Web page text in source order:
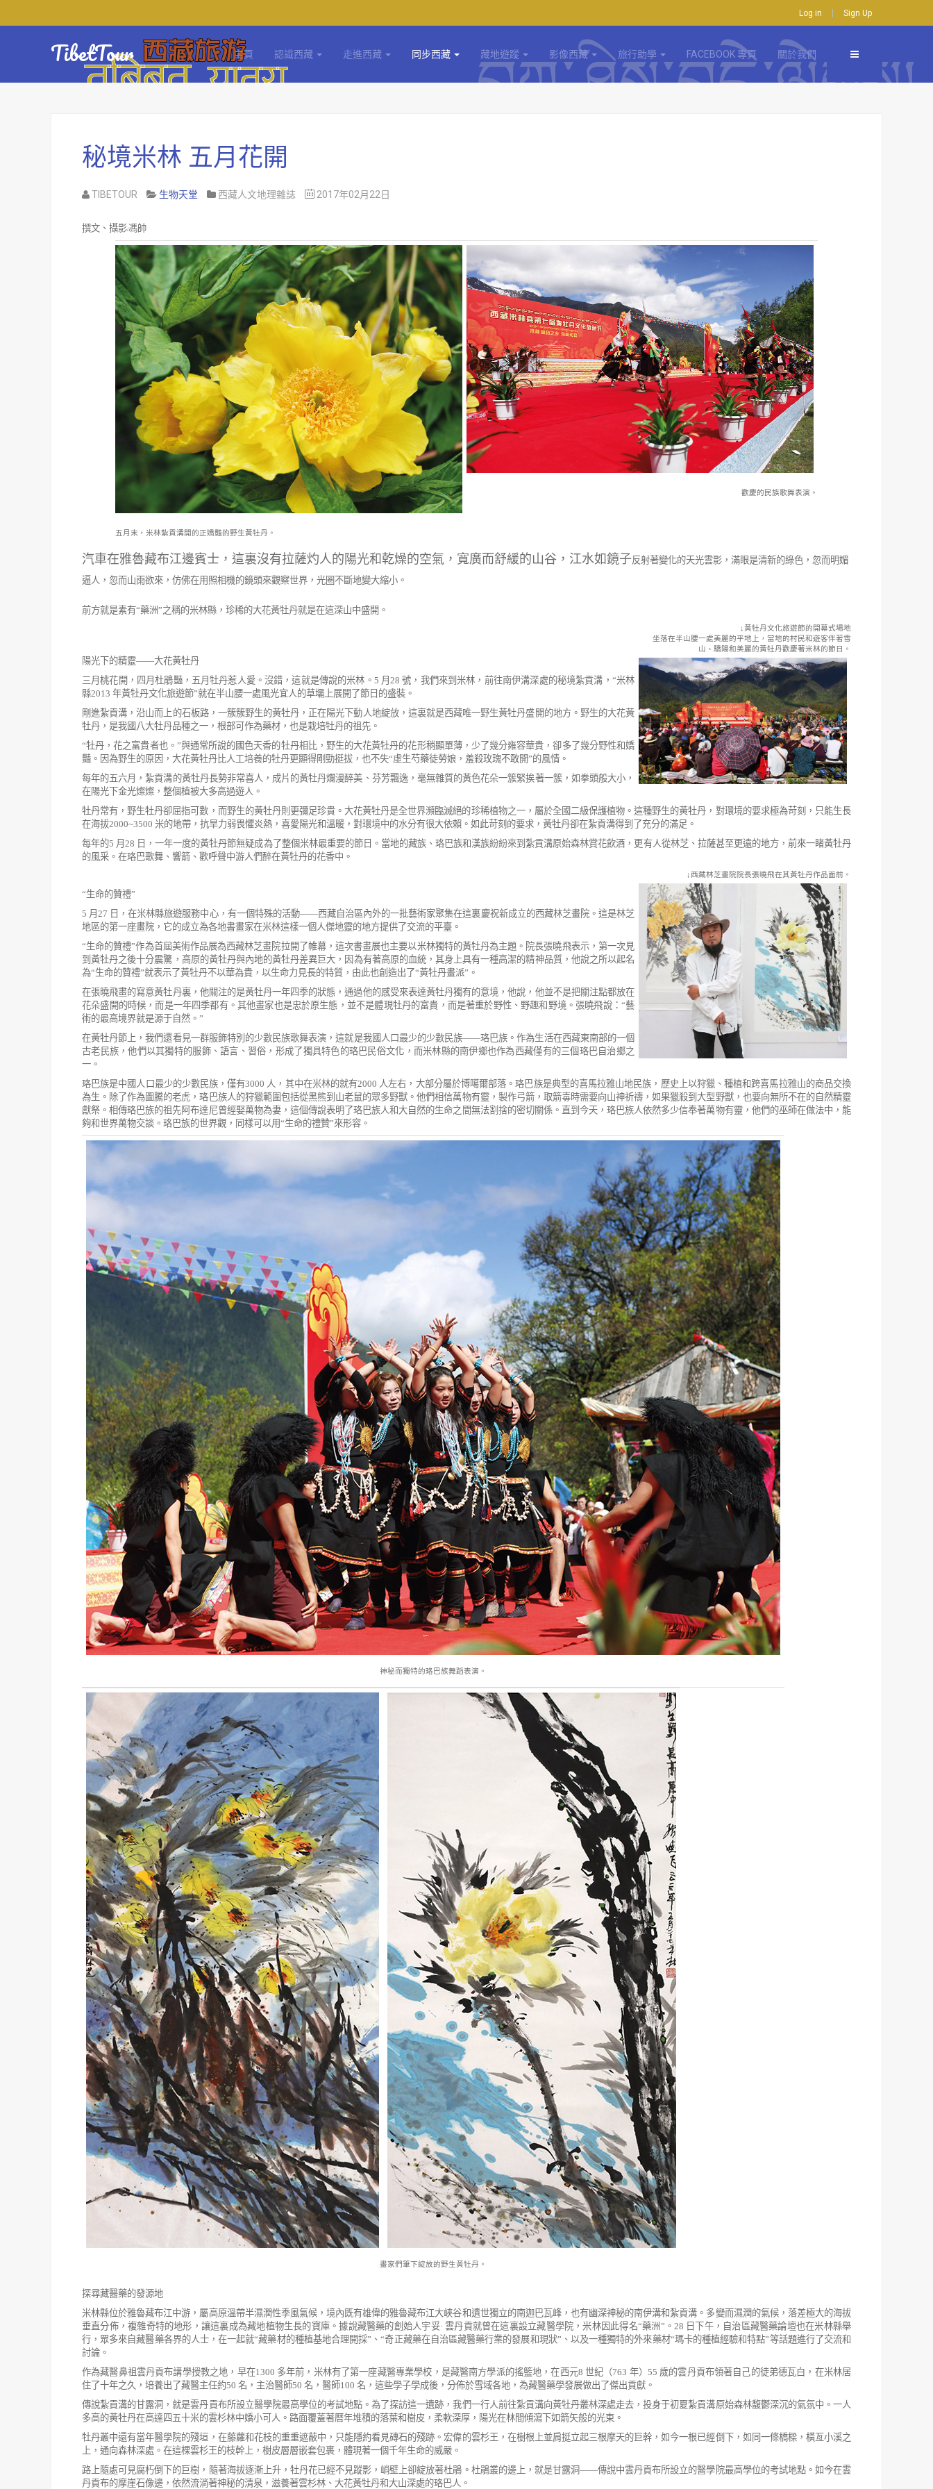
Log in Sign Up
TibetTour 主頁 認識西藏 走進西藏 同步西藏 藏地遊蹤 影像西藏 旅行助學 FACEBOOK 專頁 關於我們
秘境米林 五月花開
TIBETOUR 生物天堂 西藏人文地理雜誌 2017年02月22日
撰文、攝影/馮帥
五月末，米林紮貢溝開的正嬌豔的野生黃牡丹。
歡慶的民族歌舞表演。
汽車在雅魯藏布江邊賓士，這裏沒有拉薩灼人的陽光和乾燥的空氣，寬廣而舒緩的山谷，江水如鏡子反射著變化的天光雲影，滿眼是清新的綠色，忽而明媚
逼人，忽而山雨欲來，仿佛在用照相機的鏡頭來觀察世界，光圈不斷地變大縮小。
前方就是素有“藥洲”之稱的米林縣，珍稀的大花黃牡丹就是在這深山中盛開。
↓黃牡丹文化旅遊節的開幕式場地
坐落在半山腰一處美麗的平地上，當地的村民和遊客伴著雪
山、驕陽和美麗的黃牡丹歡慶著米林的節日。
陽光下的精靈——大花黃牡丹
三月桃花開，四月杜鵑豔，五月牡丹惹人愛。沒錯，這就是傳說的米林。 5 月28號，我們來到米林，前往南伊溝深處的秘境紮貢溝， “米林
縣2013 年黃牡丹文化旅遊節”就在半山腰一處風光宜人的草壩上展開了節日的盛裝。
剛進紮貢溝，沿山而上的石板路，一簇簇野生的黃牡丹，正在陽光下動人地綻放，這裏就是西藏唯一野生黃牡丹盛開的地方。野生的大花黃
牡丹，是我國八大牡丹品種之一，根部可作為藥材，也是栽培牡丹的祖先。
“牡丹，花之富貴者也。 ”與通常所說的國色天香的牡丹相比，野生的大花黃牡丹的花形稍顯單薄，少了幾分雍容華貴，卻多了幾分野性和嬌
豔。因為野生的原因，大花黃牡丹比人工培養的牡丹更顯得剛勁挺拔，也不失“虛生芍藥徒勞娘，羞殺玫瑰不敢開”的風情。
每年的五六月，紮貢溝的黃牡丹長勢非常喜人，成片的黃牡丹爛漫醉美、芬芳飄逸，毫無雜質的黃色花朵一簇緊挨著一簇，如拳頭般大小，
在陽光下金光燦燦，整個植被大多高過遊人。
牡丹常有，野生牡丹卻屈指可數，而野生的黃牡丹則更彌足珍貴。大花黃牡丹是全世界瀕臨滅絕的珍稀植物之一，屬於全國二級保護植物。這種野生的黃牡丹，對環境的要求極為苛刻，只能生長
在海拔2000~3500 米的地帶，抗旱力弱畏懼炎熱，喜愛陽光和溫暖，對環境中的水分有很大依賴。如此苛刻的要求， 黃牡丹卻在紮貢溝得到了充分的滿足。
每年的5 月28 日，一年一度的黃牡丹節無疑成為了整個米林最重要的節日。當地的藏族、珞巴族和漢族紛紛來到紮貢溝原始森林賞花飲酒，更有人從林芝、拉薩甚至更遠的地方，前來一睹黃牡丹
的風采。在珞巴歌舞、響箭、歡呼聲中游人們醉在黃牡丹的花香中。
↓西藏林芝畫院院長張曉飛在其黃牡丹作品面前。
“生命的贊禮”
5 月27 日，在米林縣旅遊服務中心，有一個特殊的活動——西藏自治區內外的一批藝術家聚集在這裏慶祝新成立的西藏林芝畫院。這是林芝
地區的第一座畫院，它的成立為各地書畫家在米林這樣一個人傑地靈的地方提供了交流的平臺。
“生命的贊禮”作為首屆美術作品展為西藏林芝畫院拉開了帷幕，這次書畫展也主要以米林獨特的黃牡丹為主題。院長張曉飛表示，第一次見
到黃牡丹之後十分震驚，高原的黃牡丹與內地的黃牡丹差異巨大， 因為有著高原的血統，其身上具有一種高潔的精神品質，他說之所以起名
為“生命的贊禮”就表示了黃牡丹不以華為貴，以生命力見長的特質，由此也創造出了“黃牡丹畫派” 。
在張曉飛畫的寫意黃牡丹裏，他關注的是黃牡丹一年四季的狀態，通過他的感受來表達黃牡丹獨有的意境，他說，他並不是把關注點都放在
花朵盛開的時候，而是一年四季都有。其他畫家也是忠於原生態，並不是體現牡丹的富貴，而是著重於野性、野趣和野境。 張曉飛說： “藝
術的最高境界就是源于自然。 ”
在黃牡丹節上，我們還看見一群服飾特別的少數民族歌舞表演，這就是我國人口最少的少數民族——珞巴族。作為生活在西藏東南部的一個
古老民族，他們以其獨特的服飾、語言、習俗，形成了獨具特色的珞巴民俗文化，而米林縣的南伊鄉也作為西藏僅有的三個珞巴自治鄉之
一。
珞巴族是中國人口最少的少數民族，僅有3000 人，其中在米林的就有2000 人左右，大部分屬於博噶爾部落。珞巴族是典型的喜馬拉雅山地民族，歷史上以狩獵、種植和跨喜馬拉雅山的商品交換
為生。除了作為圖騰的老虎，珞巴族人的狩獵範圍包括從黑熊到山老鼠的眾多野獸。他們相信萬物有靈，製作弓箭，取箭毒時需要向山神祈禱，如果獵殺到大型野獸，也要向無所不在的自然精靈
獻祭。相傳珞巴族的祖先阿布達尼曾經娶萬物為妻，這個傳說表明了珞巴族人和大自然的生命之間無法割捨的密切關係。直到今天，珞巴族人依然多少信奉著萬物有靈，他們的巫師在做法中，能
夠和世界萬物交談。珞巴族的世界觀，同樣可以用“生命的禮贊”來形容。
神秘而獨特的珞巴族舞蹈表演。
畫家們筆下綻放的野生黃牡丹。
探尋藏醫藥的發源地
米林縣位於雅魯藏布江中游，屬高原溫帶半濕潤性季風氣候， 境內既有雄偉的雅魯藏布江大峽谷和遺世獨立的南迦巴瓦峰，也有幽深神秘的南伊溝和紮貢溝。多變而濕潤的氣候，落差極大的海拔
垂直分佈，複雜奇特的地形，讓這裏成為藏地植物生長的寶庫。據說藏醫藥的創始人宇妥·雲丹貢就曾在這裏設立藏醫學院，米林因 此得名“藥洲 ” 。 28 日下午，自治區藏醫藥論壇也在米林縣舉
行，眾多來自藏醫藥各界的人士，在一起就“藏藥材的種植基地合理開採” 、“奇正藏藥在自治區藏醫藥行業的發展和現狀” 、以及一種獨特的外來藥材“瑪卡的種植經驗和特點”等話題進行了交流和
討論。
作為藏醫鼻祖雲丹貢布講學授教之地，早在1300 多年前，米林有了第一座藏醫專業學校，是藏醫南方學派的搖籃地，在西元8世紀（763 年） 55歲的雲丹貢布領著自己的徒弟德瓦白，在米林居
住 了十年之久，培養出了藏醫主任約50 名，主治醫師50 名，醫師100 名， 這些學子學成後，分佈於雪域各地，為藏醫藥學發展做出了傑出貢獻。
傳說紮貢溝的甘露洞，就是雲丹貢布所設立醫學院最高學位的考試地點。為了探訪這一遺跡，我們一行人前往紮貢溝向黃牡丹叢林深處走去，投身于初夏紮貢溝原始森林馥鬱深沉的氣氛中。一人
多高的黃牡丹在高達四五十米的雲杉林中嬌小可人。路面覆蓋著曆年堆積的落葉和樹皮，柔軟深厚，陽光在林間傾瀉下如箭矢般的光束。
牡丹叢中還有當年醫學院的殘垣，在藤蘿和花枝的重重遮蔽中， 只能隱約看見磚石的殘跡。宏偉的雲杉王，在樹根上並肩挺立起三根摩天的巨幹，如今一根已經倒下，如同一條橋樑，橫亙小溪之
上， 通向森林深處。在這棵雲杉王的枝幹上，樹皮層層嵌套包裹，體現著一個千年生命的威嚴。
路上隨處可見腐朽倒下的巨樹，隨著海拔逐漸上升，牡丹花已經不見蹤影，峭壁上卻綻放著杜鵑。杜鵑叢的邊上，就是甘露洞——傳說中雲丹貢布所設立的醫學院最高學位的考試地點。如今在雲
丹貢布的摩崖石像邊，依然流淌著神秘的清泉，滋養著雲杉林、大花黃牡丹和大山深處的珞巴人。